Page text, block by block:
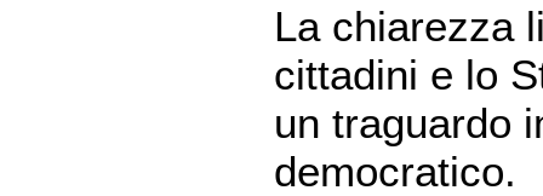
La chiarezza
cittadini e lo
un traguardo
democratico.